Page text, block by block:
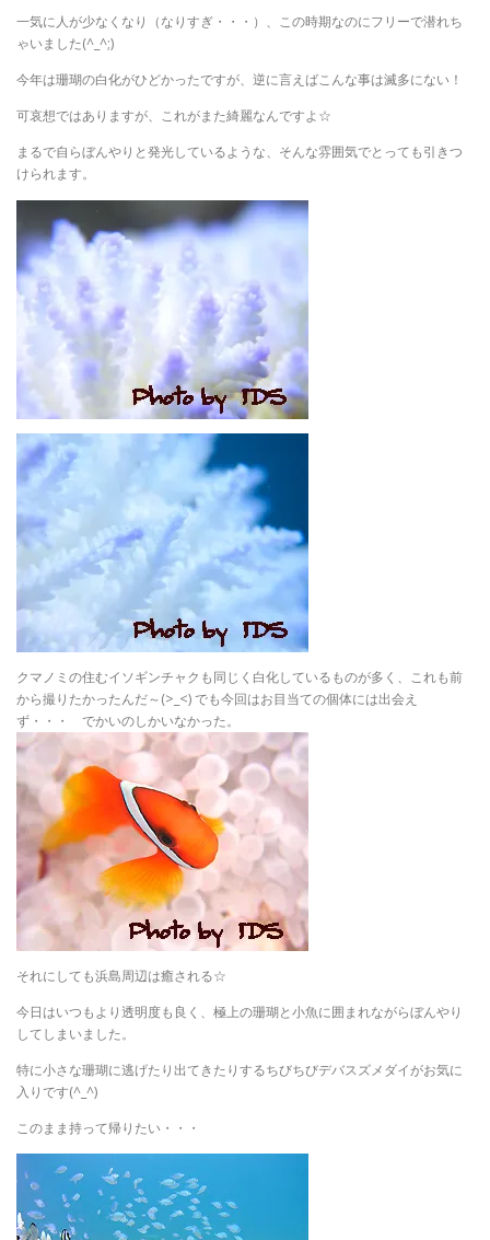
一気に人が少なくなり（なりすぎ・・・）、この時期なのにフリーで潜れち
ゃいました(^_^;)
今年は珊瑚の白化がひどかったですが、逆に言えばこんな事は滅多にない！
可哀想ではありますが、これがまた綺麗なんですよ☆
まるで自らぼんやりと発光しているような、そんな雰囲気でとっても引きつ
けられます。
クマノミの住むイソギンチャクも同じく白化しているものが多く、これも前
から撮りたかったんだ～(>_<) でも今回はお目当ての個体には出会え
ず・・・ でかいのしかいなかった。
それにしても浜島周辺は癒される☆
今日はいつもより透明度も良く、極上の珊瑚と小魚に囲まれながらぼんやり
してしまいました。
特に小さな珊瑚に逃げたり出てきたりするちびちびデバスズメダイがお気に
入りです(^_^)
このまま持って帰りたい・・・